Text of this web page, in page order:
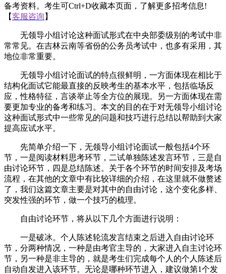
备考资料。考生可Ctrl+D收藏本页面，了解更多招考信息!
【客服咨询 】
无领导小组讨论这种面试形式在中央部委级别的考试中非
常常见。在吉林云南等省份的公务员考试中，也多有采用，其
地位非常重要。
无领导小组讨论面试的特点很鲜明，一方面体现在相比于
结构化面试它能最直接的反映考生的基本水平，包括临场反
应，性格特征，言谈举止等全方位的展现。另一方面体现在需
要更加专业的备考和练习。本文的目的在于对无领导小组讨论
这种面试形式中一些常见的问题和技巧进行总结以帮助到大家
提高应试水平。
先简单介绍一下，无领导小组讨论面试一般包括4个环
节，一是阅读材料思考环节，二试单独陈述发言环节，三是自
由讨论环节，四是总结陈述。关于各个环节的时间安排及考场
流程，在其他的文章中有比较详细的介绍，在这里就不做赘述
了，我们这篇文章主要是对其中的自由讨论，这个变化多样、
突发性强的环节，做一个技巧的梳理。
自由讨论环节，将从以下几个方面进行说明：
一是破冰。个人陈述轮流发言结束之后进入自由讨论环
节，分两种情况，一种是由考官主导的，大家进入自主讨论环
节，另一种是非主导的，就是考生们完成每个人的个人陈述后
自动自发进入该环节。无论是哪种环节进入，建议做第1个发